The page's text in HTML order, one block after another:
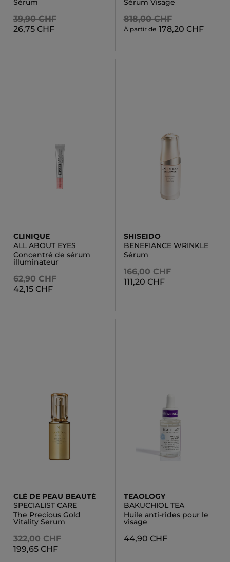
Sérum
39,90 CHF
26,75 CHF
CONCENTRATE
Sérum Visage
818,00 CHF
À partir de 178,20 CHF
CLINIQUE
ALL ABOUT EYES
Concentré de sérum
illuminateur
62,90 CHF
42,15 CHF
SHISEIDO
BENEFIANCE WRINKLE
Sérum
166,00 CHF
111,20 CHF
CLÉ DE PEAU BEAUTÉ
SPECIALIST CARE
The Precious Gold
Vitality Serum
322,00 CHF
199,65 CHF
TEAOLOGY
BAKUCHIOL TEA
Huile anti-rides pour le
visage
44,90 CHF